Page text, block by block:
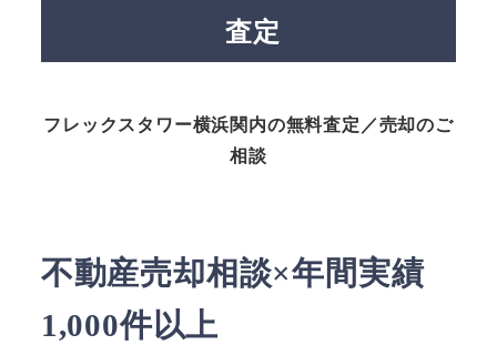
査定
フレックスタワー横浜関内の無料査定／売却のご
相談
不動産売却相談×年間実績
1,000件以上